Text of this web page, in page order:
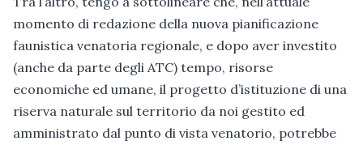
momento di redazione della nuova pianificazione
faunistica venatoria regionale, e dopo aver investito
(anche da parte degli ATC) tempo, risorse
economiche ed umane, il progetto d’istituzione di una
riserva naturale sul territorio da noi gestito ed
amministrato dal punto di vista venatorio, potrebbe